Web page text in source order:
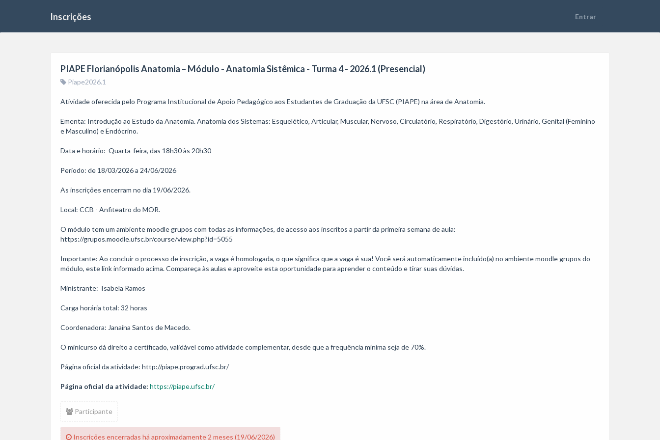
Inscrições
PIAPE Florianópolis Anatomia – Módulo - Anatomia Sistêmica - Turma 4 - 2026.1 (Presencial)
Piape2026.1
Atividade oferecida pelo Programa Institucional de Apoio Pedagógico aos Estudantes de Graduação da UFSC (PIAPE) na área de Anatomia.
Ementa: Introdução ao Estudo da Anatomia. Anatomia dos Sistemas: Esquelético, Articular, Muscular, Nervoso, Circulatório, Respiratório, Digestório, Urinário, Genital (Feminino
e Masculino) e Endócrino.
Data e horário:  Quarta-feira, das 18h30 às 20h30
Período: de 18/03/2026 a 24/06/2026
As inscrições encerram no dia 19/06/2026.
Local: CCB - Anfiteatro do MOR.
O módulo tem um ambiente moodle grupos com todas as informações, de acesso aos inscritos a partir da primeira semana de aula:
https://grupos.moodle.ufsc.br/course/view.php?id=5055
Importante: Ao concluir o processo de inscrição, a vaga é homologada, o que significa que a vaga é sua! Você será automaticamente incluído(a) no ambiente moodle grupos do
módulo, este link informado acima. Compareça às aulas e aproveite esta oportunidade para aprender o conteúdo e tirar suas dúvidas.
Ministrante:  Isabela Ramos
Carga horária total: 32 horas
Coordenadora: Janaína Santos de Macedo.
O minicurso dá direito a certificado, validável como atividade complementar, desde que a frequência mínima seja de 70%.
Página oficial da atividade: https://piape.ufsc.br/
Participante
Inscrições encerradas há aproximadamente 2 meses (19/06/2026)